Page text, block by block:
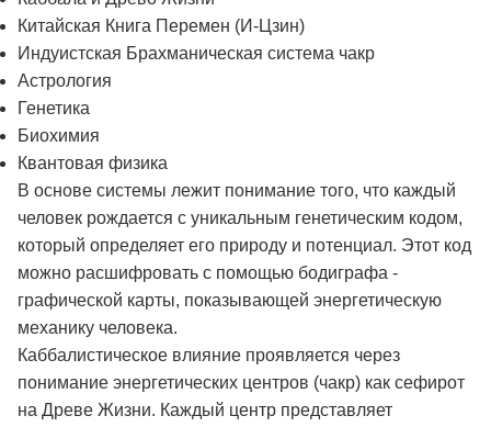
Китайская Книга Перемен (И-Цзин)
Индуистская Брахманическая система чакр
Астрология
Генетика
Биохимия
Квантовая физика
В основе системы лежит понимание того, что каждый
человек рождается с уникальным генетическим кодом,
который определяет его природу и потенциал. Этот код
можно расшифровать с помощью бодиграфа -
графической карты, показывающей энергетическую
механику человека.
Каббалистическое влияние проявляется через
понимание энергетических центров (чакр) как сефирот
на Древе Жизни. Каждый центр представляет